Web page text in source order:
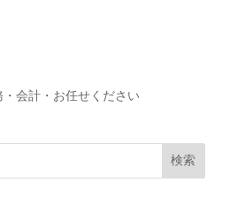
会計・お任せください